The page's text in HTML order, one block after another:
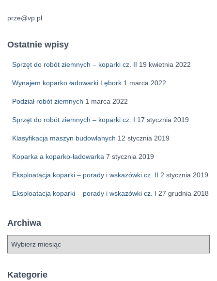
prze@vp.pl
Ostatnie wpisy
Sprzęt do robót ziemnych – koparki cz. II 19 kwietnia 2022
Wynajem koparko ładowarki Lębork 1 marca 2022
Podział robót ziemnych 1 marca 2022
Sprzęt do robót ziemnych – koparki cz. I 17 stycznia 2019
Klasyfikacja maszyn budowlanych 12 stycznia 2019
Koparka a koparko-ładowarka 7 stycznia 2019
Eksploatacja koparki – porady i wskazówki cz. II 2 stycznia 2019
Eksploatacja koparki – porady i wskazówki cz. I 27 grudnia 2018
Archiwa
h
Kategorie